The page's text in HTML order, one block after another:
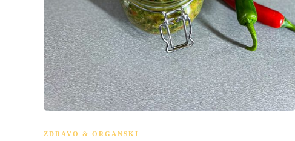
ZDRAVO & ORGANSKI